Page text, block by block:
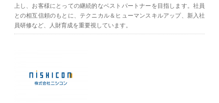
上し、お客様にとっての継続的なベストパートナーを目指します。社員
との相互信頼のもとに、テクニカル＆ヒューマンスキルアップ、新入社
員研修など、人財育成を重要視しています。